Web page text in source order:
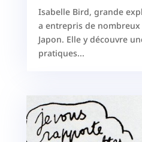
Isabelle Bird, grande
a entrepris de
Japon. Elle y découvre
pratiques...